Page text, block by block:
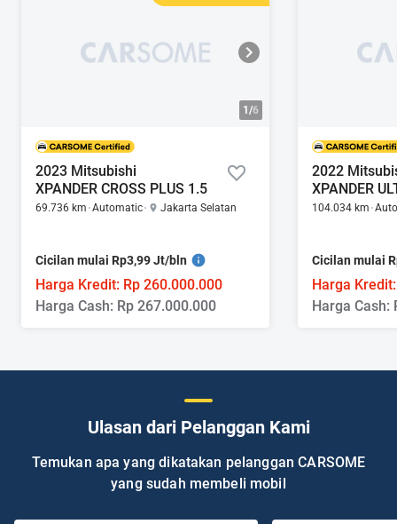
1/6
2023 Mitsubishi
XPANDER CROSS PLUS 1.5
69.736 km Automatic Jakarta Selatan
Cicilan mulai Rp3,99 Jt/bln
Harga Kredit: Rp 260.000.000
Harga Cash: Rp 267.000.000
2022
XPANDER
104.034 km
Cicilan mulai
Harga
Harga Cash:
Ulasan dari Pelanggan Kami
Temukan apa yang dikatakan pelanggan CARSOME
yang sudah membeli mobil